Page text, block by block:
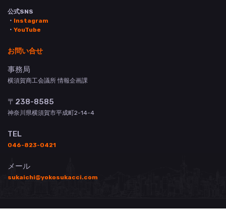
公式SNS
・ Instagram
・ YouTube
お問い合せ
事務局
横須賀商工会議所 情報企画課
〒238-8585
神奈川県横須賀市平成町2-14-4
TEL
046-823-0421
メール
sukaichi@yokosukacci.com